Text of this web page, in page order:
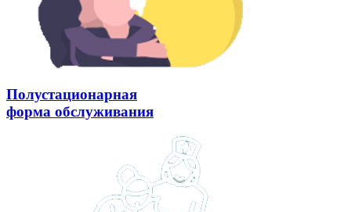
Полустационарная
форма обслуживания